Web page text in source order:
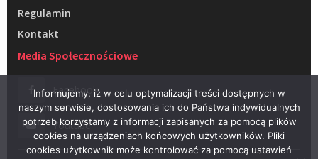
Regulamin
Kontakt
Media Społecznościowe
Facebook
Youtube
Informujemy, iż w celu optymalizacji treści dostępnych w
naszym serwisie, dostosowania ich do Państwa indywidualnych
potrzeb korzystamy z informacji zapisanych za pomocą plików
cookies na urządzeniach końcowych użytkowników. Pliki
cookies użytkownik może kontrolować za pomocą ustawień